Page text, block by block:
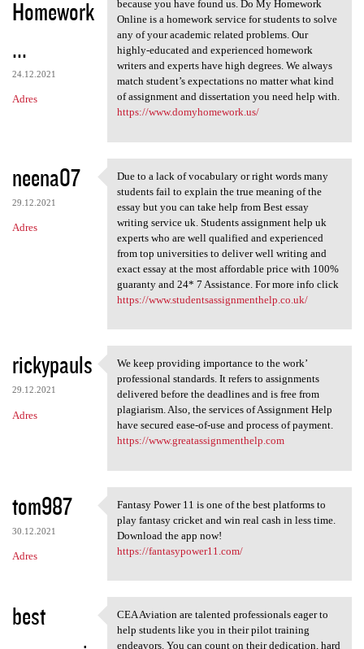
Homework
...
24.12.2021
Adres
because you have found us. Do My Homework
Online is a homework service for students to solve
any of your academic related problems. Our
highly-educated and experienced homework
writers and experts have high degrees. We always
match student’s expectations no matter what kind
of assignment and dissertation you need help with.
https://www.domyhomework.us/
neena07
29.12.2021
Adres
Due to a lack of vocabulary
Due to a lack of vocabulary or right words many
students fail to explain the true meaning of the
essay but you can take help from Best essay
writing service uk. Students assignment help uk
experts who are well qualified and experienced
from top universities to deliver well writing and
exact essay at the most affordable price with 100%
guaranty and 24* 7 Assistance. For more info click
https://www.studentsassignmenthelp.co.uk/
rickypauls
29.12.2021
Adres
We keep providing importance
We keep providing importance to the work’
professional standards. It refers to assignments
delivered before the deadlines and is free from
plagiarism. Also, the services of Assignment Help
have secured ease-of-use and process of payment.
https://www.greatassignmenthelp.com
tom987
30.12.2021
Adres
Fantasy Power 11 is one of
Fantasy Power 11 is one of the best platforms to
play fantasy cricket and win real cash in less time.
Download the app now!
https://fantasypower11.com/
best
CEA Aviation are talented
CEA Aviation are talented professionals eager to
help students like you in their pilot training
endeavors. You can count on their dedication, hard